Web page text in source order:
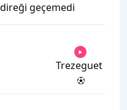
geçemedi
Trezeguet